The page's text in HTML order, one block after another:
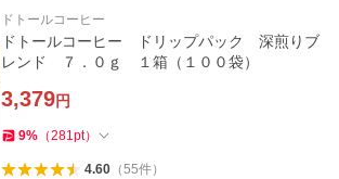
ドトールコーヒー
ドトールコーヒー ドリップパック 深煎りブ
レンド ７．０ｇ １箱（１００袋）
3,379円
9% （281pt）
4.60（55件）